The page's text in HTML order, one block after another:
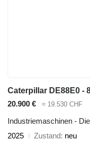
Caterpillar DE88E0 -
20.900 €
≈ 19.530 CHF
Industriemaschinen -
2025
Zustand neu